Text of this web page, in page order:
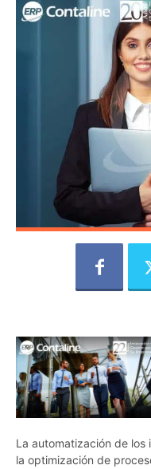
La automatización de los
la optimización de